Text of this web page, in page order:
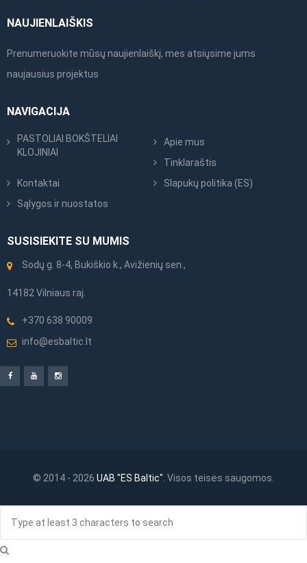
NAUJIENLAIŠKIS
Prenumeruokite mūsų naujienlaiškį, mes atsiųsime jums
naujausius projektus
NAVIGACIJA
PASTOLIAI BOKŠTELIAI
KLOJINIAI
Apie mus
Tinklaraštis
Kontaktai
Slapukų politika (ES)
Sąlygos ir nuostatos
SUSISIEKITE SU MUMIS
Sodų g. 8-4, Bukiškio k., Avižienių sen.,
14182 Vilniaus raj.
+370 638 90009
info@esbaltic.lt
© 2014 - 2026 UAB "ES Baltic" . Visos teisės saugomos.